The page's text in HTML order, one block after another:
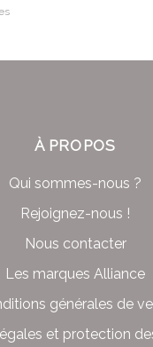
À PROPOS
Qui sommes-nous ?
Rejoignez-nous !
Nous contacter
Les marques Alliance
générales de
et protection